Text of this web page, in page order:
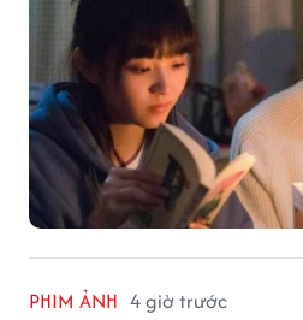
PHIM ẢNH 4 giờ trước